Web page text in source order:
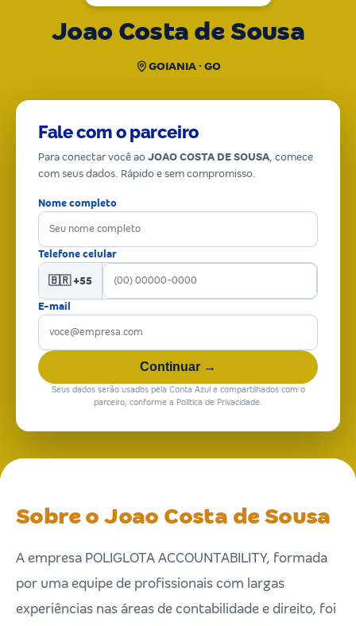
Joao Costa de Sousa
GOIANIA · GO
Fale com o parceiro
Para conectar você ao JOAO COSTA DE SOUSA, comece
com seus dados. Rápido e sem compromisso.
Nome completo
Telefone celular
🇧🇷 +55
E-mail
Continuar →
Seus dados serão usados pela Conta Azul e compartilhados com o
parceiro, conforme a Política de Privacidade.
Sobre o Joao Costa de Sousa
A empresa POLIGLOTA ACCOUNTABILITY, formada
por uma equipe de profissionais com largas
experiências nas áreas de contabilidade e direito, foi